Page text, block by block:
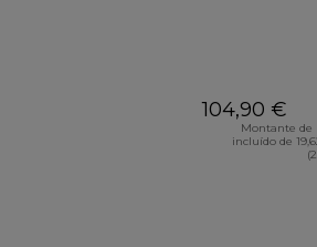
104,90 €
Montante de
incluído de